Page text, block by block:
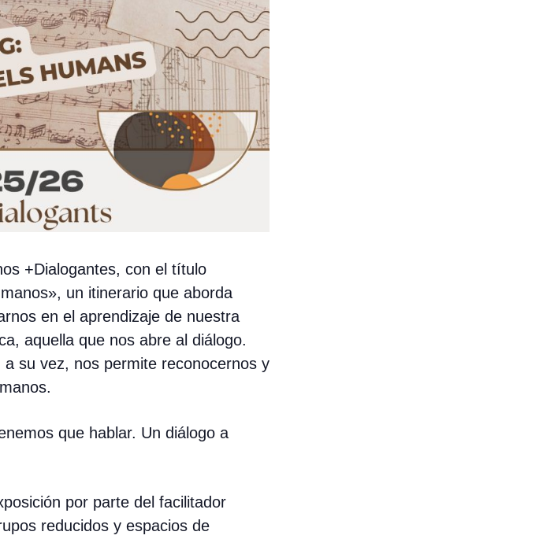
+Dialogantes, con el título
un itinerario que aborda
en el aprendizaje de nuestra
aquella que nos abre al diálogo.
su vez, nos permite reconocernos y
que hablar. Un diálogo a
por parte del facilitador
reducidos y espacios de